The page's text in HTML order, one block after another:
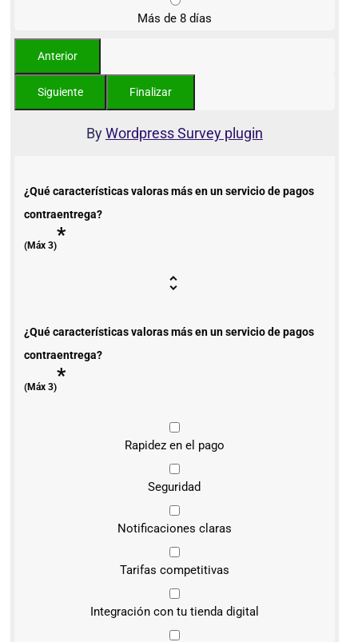
Más de 8 días
ByWordpress Survey plugin
¿Qué características valoras más en un servicio de pagos
contraentrega?
(Máx 3)*
¿Qué características valoras más en un servicio de pagos
contraentrega?
(Máx 3)*
Rapidez en el pago
Seguridad
Notificaciones claras
Tarifas competitivas
Integración con tu tienda digital